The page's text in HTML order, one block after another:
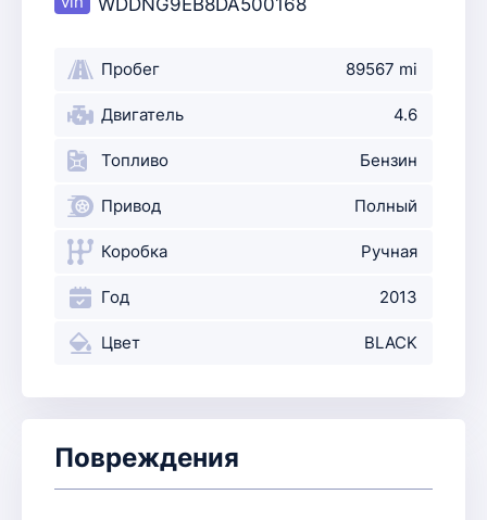
WDDNG9EB8DA500168
Пробег 89567 mi
Двигатель 4.6
Топливо Бензин
Привод Полный
Коробка Ручная
Год 2013
Цвет BLACK
Повреждения